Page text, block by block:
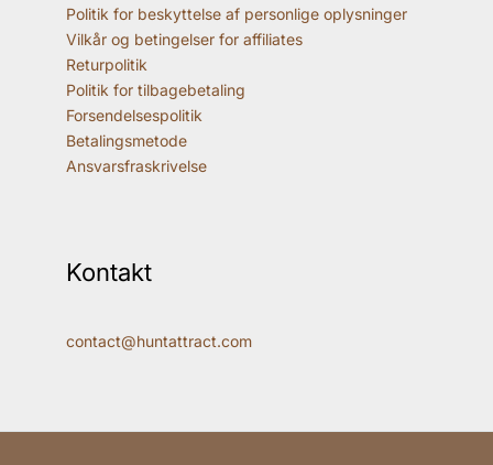
Politik for beskyttelse af personlige oplysninger
Vilkår og betingelser for affiliates
Returpolitik
Politik for tilbagebetaling
Forsendelsespolitik
Betalingsmetode
Ansvarsfraskrivelse
Kontakt
contact@huntattract.com